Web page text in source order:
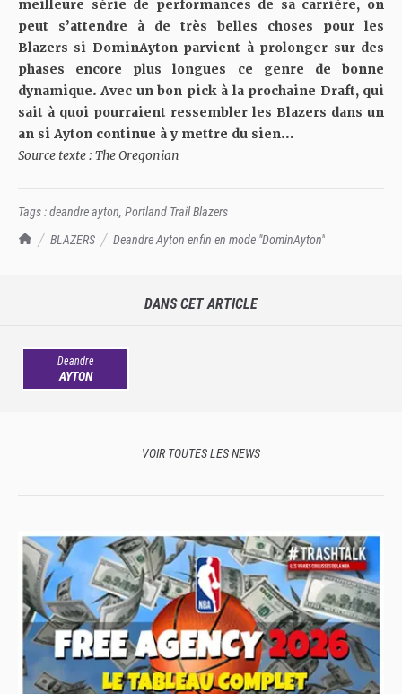
TrashTalk Actu NBA
BLAZERS Deandre Ayton enfin en mode "DominAyton"
meilleure série de performances de sa carrière, on
peut s’attendre à de très belles choses pour les
Blazers si DominAyton parvient à prolonger sur des
phases encore plus longues ce genre de bonne
dynamique. Avec un bon pick à la prochaine Draft, qui
sait à quoi pourraient ressembler les Blazers dans un
an si Ayton continue à y mettre du sien…
Source texte : The Oregonian
Tags :deandre ayton, Portland Trail Blazers
DANS CET ARTICLE
Deandre
AYTON
VOIR TOUTES LES NEWS